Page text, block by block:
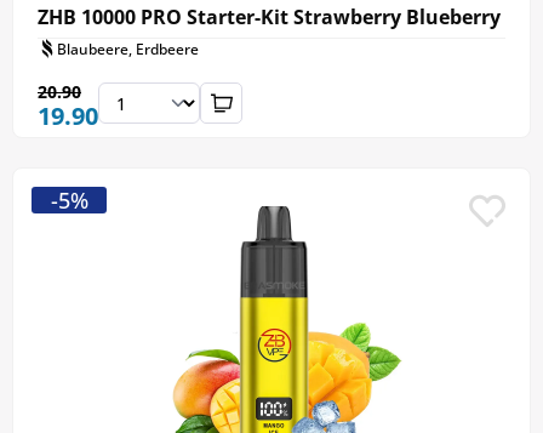
ZHB 10000 PRO Starter-Kit Strawberry Blueberry
Blaubeere, Erdbeere
19.90
20.90
-5%